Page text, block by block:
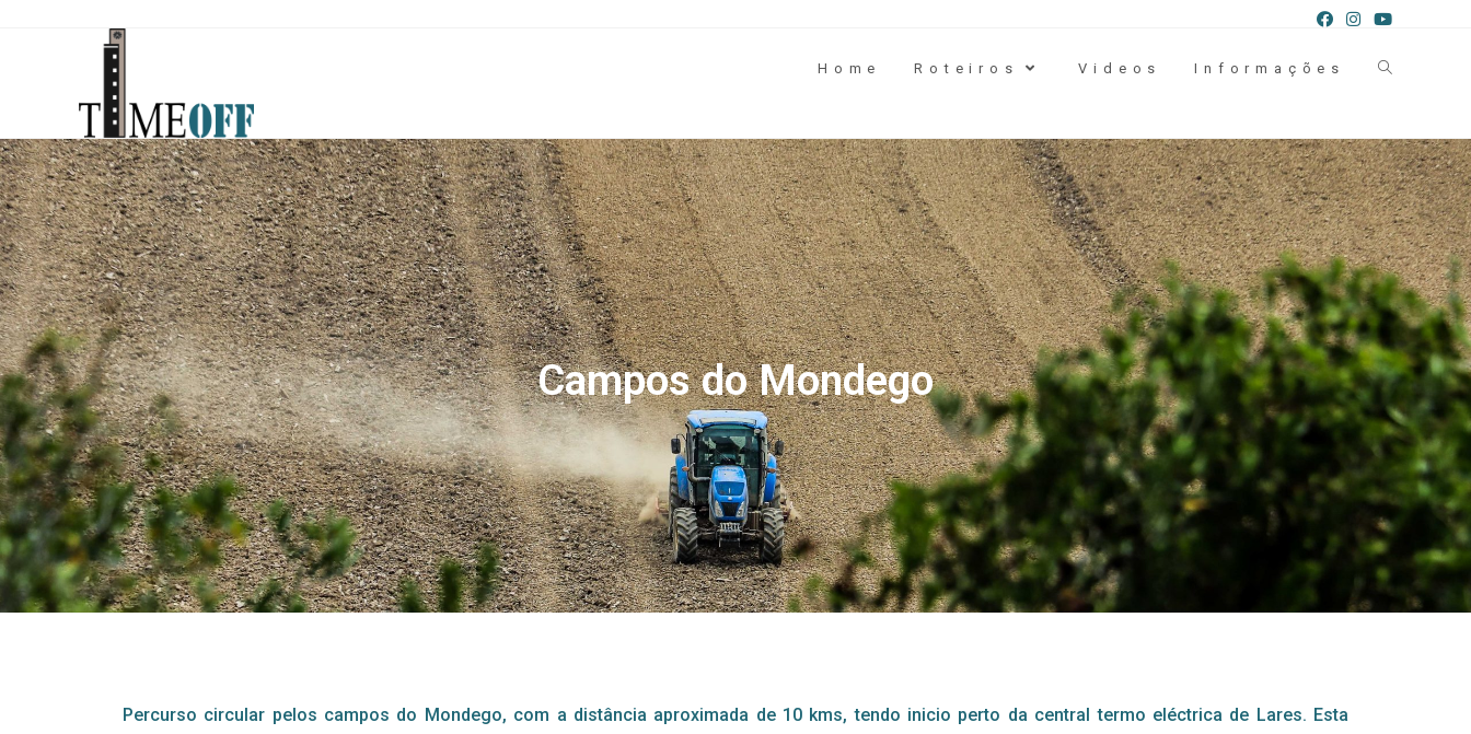
Home Roteiros Videos Informações
Campos do Mondego
Percurso circular pelos campos do Mondego, com a distância aproximada de 10 kms, tendo inicio perto da central termo eléctrica de Lares. Esta